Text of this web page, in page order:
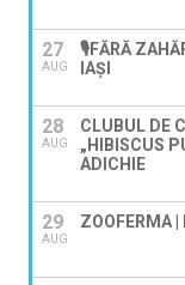
27
AUG
🎙️FĂRĂ
IAŞI
28
AUG
CLUBUL DE
„HIBISCUS
ADICHIE
29
AUG
ZOOFERMA